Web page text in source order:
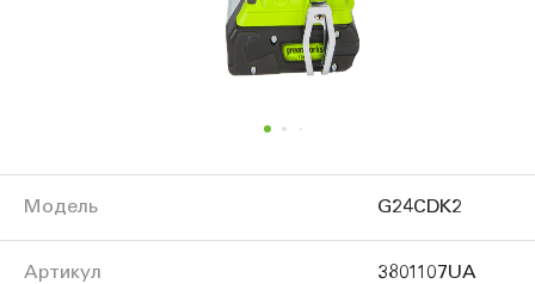
Модель G24CDК2
Артикул 3801107UA